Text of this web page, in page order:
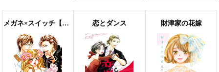
メガネ×スイッチ【分冊版】 1話 恋とダンス 財津家の花嫁